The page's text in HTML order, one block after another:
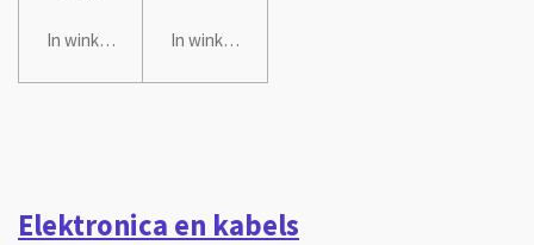
In winkelwagen In winkelwagen
Elektronica en kabels